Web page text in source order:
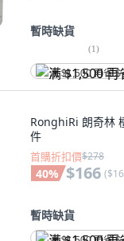
暫時缺貨
(1)
满 $1,500 再省
RonghiRi 朗奇林
件
首購折扣價$278
40% $166 (
暫時缺貨